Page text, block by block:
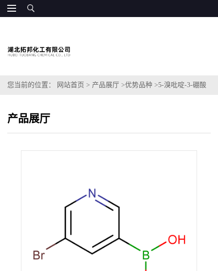
您当前的位置： 网站首页 > 产品展厅 >优势品种 >5-溴吡啶-3-硼酸
产品展厅